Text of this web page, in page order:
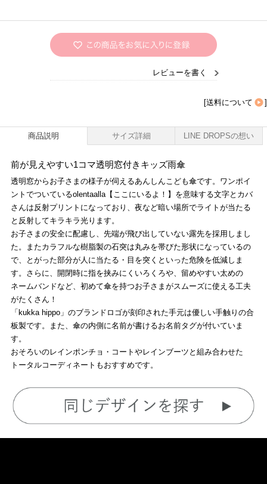
レビューを書く
[送料について ]
商品説明 サイズ詳細 LINE DROPSの想い
前が見えやすい1コマ透明窓付きキッズ雨傘
透明窓からお子さまの様子が伺えるあんしんこども傘です。ワンポイ
ントでついているolentaalla【ここにいるよ！】を意味する文字とカバ
さんは反射プリントになっており、夜など暗い場所でライトが当たる
と反射してキラキラ光ります。
お子さまの安全に配慮し、先端が飛び出していない露先を採用しまし
た。またカラフルな樹脂製の石突は丸みを帯びた形状になっているの
で、とがった部分が人に当たる・目を突くといった危険を低減しま
す。さらに、開閉時に指を挟みにくいろくろや、留めやすい太めの
ネームバンドなど、初めて傘を持つお子さまがスムーズに使える工夫
がたくさん！
「kukka hippo」のブランドロゴが刻印された手元は優しい手触りの合
板製です。また、傘の内側に名前が書けるお名前タグが付いていま
す。
おそろいのレインポンチョ・コートやレインブーツと組み合わせた
トータルコーディネートもおすすめです。